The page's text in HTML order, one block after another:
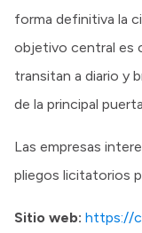
forma definitiva la
objetivo central es
transitan a diario y
de la principal
Las empresas
pliegos licitatorios
Sitio web: https://